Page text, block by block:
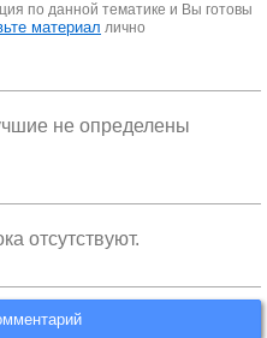
по данной тематике и Вы готовы
материал лично
не определены
отсутствуют.